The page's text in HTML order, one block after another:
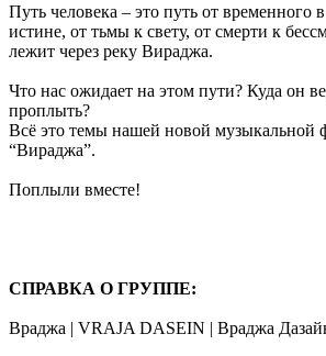
Путь человека – это путь от временного
истине, от тьмы к свету, от смерти к
лежит через реку Вираджа.
Что нас ожидает на этом пути? Куда он
проплыть?
Всё это темы нашей новой
“Вираджа”.
Поплыли вместе!
СПРАВКА О ГРУППЕ:
Враджа | VRAJA DASEIN | Враджа